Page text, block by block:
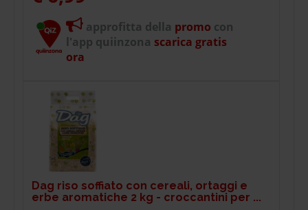
approfitta della promo con
l'app quiinzona scarica gratis
ora
Dag riso soffiato con cereali, ortaggi e
erbe aromatiche 2 kg - croccantini per ...